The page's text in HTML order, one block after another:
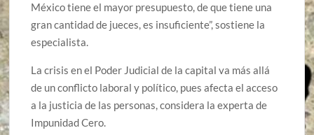
México tiene el mayor presupuesto, de que tiene una
gran cantidad de jueces, es insuficiente”, sostiene la
especialista.
La crisis en el Poder Judicial de la capital va más allá
de un conflicto laboral y político, pues afecta el acceso
a la justicia de las personas, considera la experta de
Impunidad Cero.